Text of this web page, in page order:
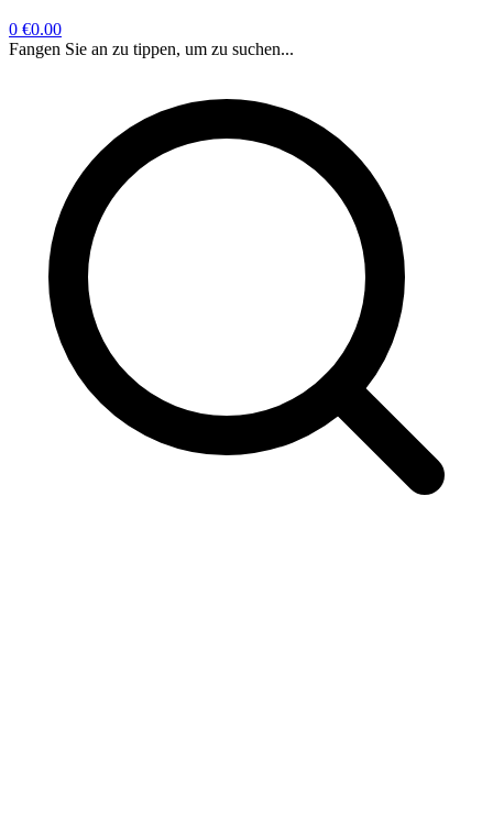
0 €0.00
Fangen Sie an zu tippen, um zu suchen...